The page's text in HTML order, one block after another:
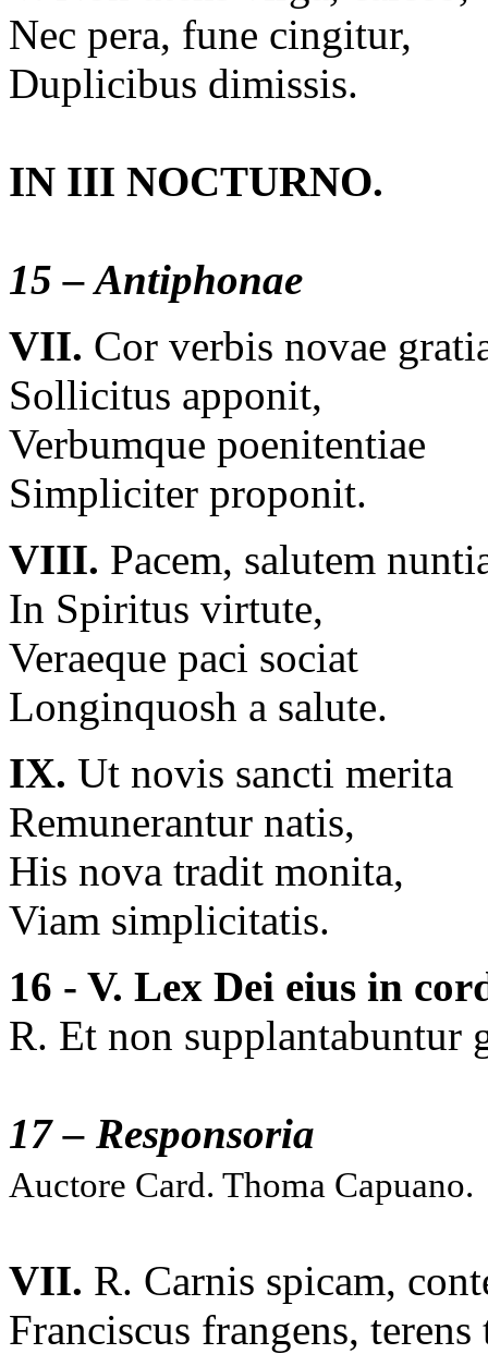
Nec pera, fune cingitur,
Duplicibus dimissis.
IN III NOCTURNO.
15 – Antiphonae
VII. Cor verbis novae
Sollicitus apponit,
Verbumque poenitentiae
Simpliciter proponit.
VIII. Pacem, salutem
In Spiritus virtute,
Veraeque paci sociat
Longinquosh a salute.
IX. Ut novis sancti merita
Remunerantur natis,
His nova tradit monita,
Viam simplicitatis.
16 - V. Lex Dei eius in
R. Et non supplantabuntur
17 – Responsoria
Auctore Card. Thoma Capuano.
VII. R. Carnis spicam,
Franciscus frangens,